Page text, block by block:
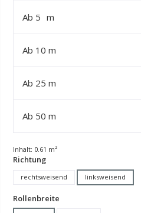
Ab 5 m
Ab 10 m
Ab 25 m
Ab 50 m
Inhalt: 0.61 m²
Richtungauswählen
rechtsweisend linksweisend
Rollenbreite